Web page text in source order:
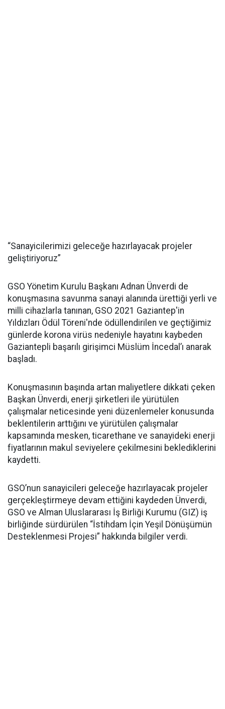
“Sanayicilerimizi geleceğe hazırlayacak projeler
geliştiriyoruz”
GSO Yönetim Kurulu Başkanı Adnan Ünverdi de
konuşmasına savunma sanayi alanında ürettiği yerli ve
milli cihazlarla tanınan, GSO 2021 Gaziantep'in
Yıldızları Ödül Töreni'nde ödüllendirilen ve geçtiğimiz
günlerde korona virüs nedeniyle hayatını kaybeden
Gaziantepli başarılı girişimci Müslüm İncedal’ı anarak
başladı.
Konuşmasının başında artan maliyetlere dikkati çeken
Başkan Ünverdi, enerji şirketleri ile yürütülen
çalışmalar neticesinde yeni düzenlemeler konusunda
beklentilerin arttığını ve yürütülen çalışmalar
kapsamında mesken, ticarethane ve sanayideki enerji
fiyatlarının makul seviyelere çekilmesini beklediklerini
kaydetti.
GSO’nun sanayicileri geleceğe hazırlayacak projeler
gerçekleştirmeye devam ettiğini kaydeden Ünverdi,
GSO ve Alman Uluslararası İş Birliği Kurumu (GIZ) iş
birliğinde sürdürülen “İstihdam İçin Yeşil Dönüşümün
Desteklenmesi Projesi” hakkında bilgiler verdi.